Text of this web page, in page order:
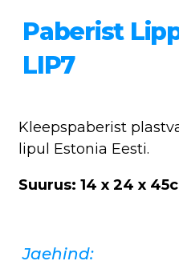
Paberist
LIP7
Kleepspaberist
lipul Estonia Eesti.
Suurus: 14 x 24 x
Jaehind: